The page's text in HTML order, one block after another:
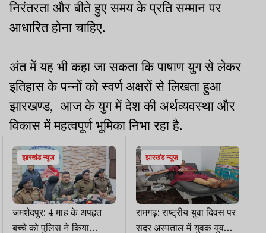
निरंतरता और बीते हुए समय के प्रति सम्मान पर
आधारित होना चाहिए.
अंत में यह भी कहा जा सकता कि पाषाण युग से लेकर
इतिहास के पन्नों को स्वर्ण अक्षरों से लिखता हुआ
झारखण्ड, आज के युग में देश की अर्थव्यवस्था और
विकास में महत्वपूर्ण भूमिका निभा रहा है.
झारखंड न्यूज़
जमशेदपुर: 4 माह के अपहृत
बच्चे को पुलिस ने किया
झारखंड न्यूज़
रामगढ़: राष्ट्रीय युवा दिवस पर
सदर अस्पताल में युवक युवतियों